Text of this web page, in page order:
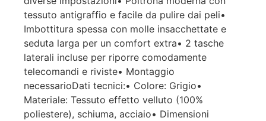
tessuto antigraffio e facile da pulire dai peli•
Imbottitura spessa con molle insacchettate e
seduta larga per un comfort extra• 2 tasche
laterali incluse per riporre comodamente
telecomandi e riviste• Montaggio
necessarioDati tecnici:• Colore: Grigio•
Materiale: Tessuto effetto velluto (100%
poliestere), schiuma, acciaio• Dimensioni